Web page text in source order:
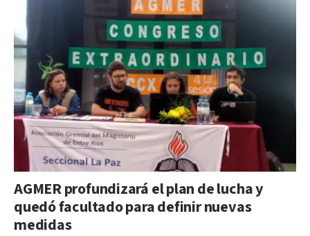
AGMER profundizará el plan de lucha y
quedó facultado para definir nuevas
medidas